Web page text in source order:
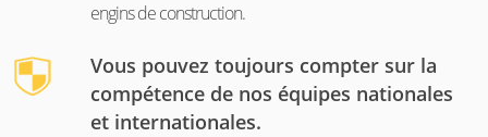
engins de construction.
Vous pouvez toujours compter sur la
compétence de nos équipes nationales
et internationales.